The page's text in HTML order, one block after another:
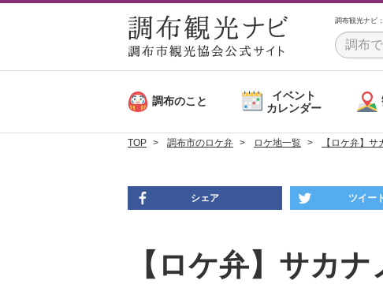
調布観光ナビ
調布のこと
イベント
カレンダー
TOP 調布市のロケ弁 ロケ地一覧 【ロケ弁】サ
シェア ツイー
【ロケ弁】サカ